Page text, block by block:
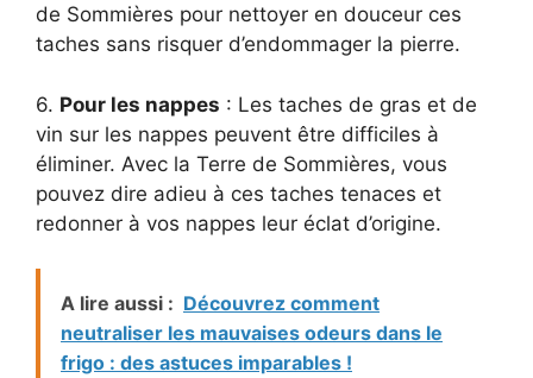
de Sommières pour nettoyer en douceur ces
taches sans risquer d’endommager la pierre.
6. Pour les nappes : Les taches de gras et de
vin sur les nappes peuvent être difficiles à
éliminer. Avec la Terre de Sommières, vous
pouvez dire adieu à ces taches tenaces et
redonner à vos nappes leur éclat d’origine.
A lire aussi : Découvrez comment
neutraliser les mauvaises odeurs dans le
frigo : des astuces imparables !